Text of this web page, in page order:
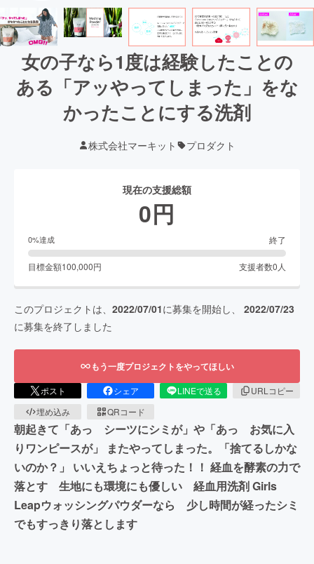
女の子なら1度は経験したことの
ある「アッやってしまった」をな
かったことにする洗剤
株式会社マーキット プロダクト
現在の支援総額
0円
0%達成 終了
目標金額100,000円 支援者数0 人
このプロジェクトは、 2022/07/01に募集を開始し、 2022/07/23
に募集を終了しました
もう一度プロジェクトをやってほしい
ポスト シェア LINEで送る
URLコピー
埋め込み
QRコード
朝起きて「あっ シーツにシミが」や「あっ お気に入
りワンピースが」 またやってしまった。「捨てるしかな
いのか？」 いいえちょっと待った！！ 経血を酵素の力で
落とす 生地にも環境にも優しい 経血用洗剤 Girls
Leapウォッシングパウダーなら 少し時間が経ったシミ
でもすっきり落とします